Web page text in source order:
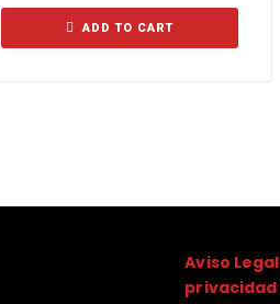
ADD TO CART
Aviso Legal
privacidad